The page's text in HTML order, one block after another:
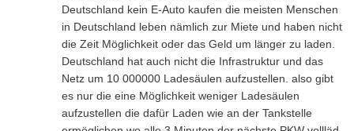
Deutschland kein E-Auto kaufen die meisten Menschen
in Deutschland leben nämlich zur Miete und haben nicht
die Zeit Möglichkeit oder das Geld um länger zu laden.
Deutschland hat auch nicht die Infrastruktur und das
Netz um 10 000000 Ladesäulen aufzustellen. also gibt
es nur die eine Möglichkeit weniger Ladesäulen
aufzustellen die dafür Laden wie an der Tankstelle